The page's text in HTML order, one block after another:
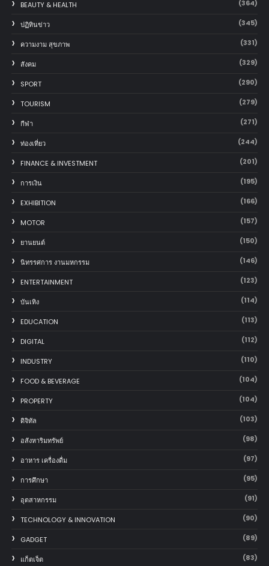
BEAUTY & HEALTH (364)
ปฏิทินข่าว (345)
ความงาม สุขภาพ (331)
สังคม (329)
SPORT (290)
TOURISM (279)
กีฬา (271)
ท่องเที่ยว (244)
FINANCE & INVESTMENT (201)
การเงิน (195)
EXHIBITION (166)
MOTOR (157)
‎ยานยนต์‎ (150)
นิทรรศการ งานมหกรรม (146)
ENTERTAINMENT (123)
บันเทิง (114)
EDUCATION (113)
DIGITAL (112)
INDUSTRY (110)
FOOD & BEVERAGE (104)
PROPERTY (104)
ดิจิทัล (103)
อสังหาริมทรัพย์ (98)
อาหาร เครื่องดื่ม (97)
การศึกษา (95)
อุตสาหกรรม (91)
TECHNOLOGY & INNOVATION (90)
GADGET (89)
แก็ตเจ็ต (83)